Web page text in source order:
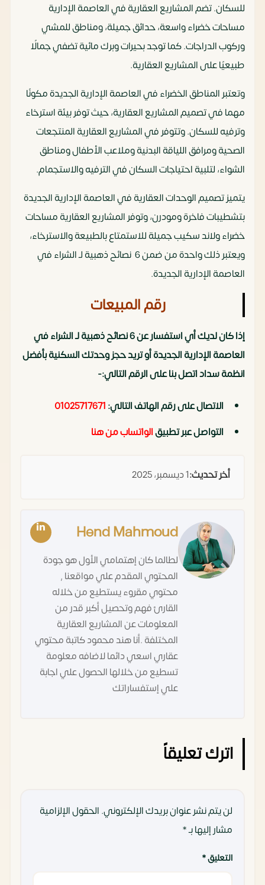
للسكان. تضم المشاريع العقارية في العاصمة الإدارية
مساحات خضراء واسعة، حدائق جميلة، ومناطق للمشي
وركوب الدراجات. كما توجد بحيرات وبرك مائية تضفي جمالًا
طبيعيًا على المشاريع العقارية.
وتعتبر المناطق الخضراء في العاصمة الإدارية الجديدة مكونًا
مهما في تصميم المشاريع العقارية، حيث توفر بيئة استرخاء
وترفيه للسكان. وتتوفر في المشاريع العقارية المنتجعات
الصحية ومرافق اللياقة البدنية وملاعب الأطفال ومناطق
الشواء، لتلبية احتياجات السكان في الترفيه والاستجمام.
يتميز تصميم الوحدات العقارية في العاصمة الإدارية الجديدة
بتشطيبات فاخرة ومودرن، وتوفر المشاريع العقارية مساحات
خضراء ولاند سكيب جميلة للاستمتاع بالطبيعة والاسترخاء،
ويعتبر ذلك واحدة من ضمن 6 نصائح ذهبية لـ الشراء في
العاصمة الإدارية الجديدة.
رقم المبيعات
إذا كان لديك أي استفسار عن 6 نصائح ذهبية لـ الشراء في
العاصمة الإدارية الجديدة أو تريد حجز وحدتك السكنية بأفضل
انظمة سداد اتصل بنا على الرقم التالي:-
الاتصال على رقم الهاتف التالي:01025717671
التواصل عبر تطبيقالواتساب من هنا
أخر تحديث:1 ديسمبر، 2025
Hend Mahmoud
لطالما كان إهتمامي الأول هو جودة
المحتوي المقدم علي مواقعنا ,
محتوي مقروء يستطيع من خلاله
القارئ فهم وتحصيل أكبر قدر من
المعلومات عن المشاريع العقارية
المختلفة .أنا هند محمود كاتبة محتوي
عقاري اسعي دائما لاضافه معلومة
تسطيع من خلالها الحصول علي اجابة
علي إستفساراتك
اترك تعليقاً
لن يتم نشر عنوان بريدك الإلكتروني.الحقول الإلزامية
مشار إليها بـ*
التعليق*